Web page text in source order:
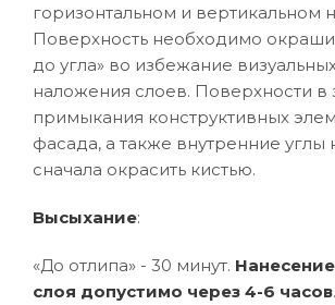
горизонтальном и вертикальном
Поверхность необходимо
до угла» во избежание
наложения слоев. Поверхности в
примыкания конструктивных
фасада, а также внутренние
сначала окрасить кистью.
Высыхание:
«До отлипа» - 30 минут.
слоя допустимо через 4-6 часов